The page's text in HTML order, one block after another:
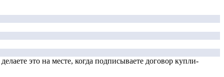
это на месте, когда подписываете договор купли-